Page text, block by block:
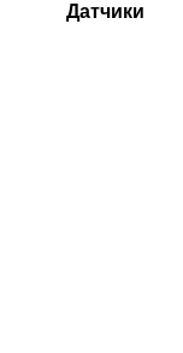
Датчики